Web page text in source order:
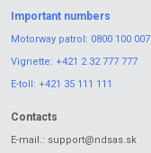
Important numbers
Motorway patrol: 0800 100 007
Vignette: +421 2 32 777 777
E-toll: +421 35 111 111
Contacts
E-mail.: support@ndsas.sk